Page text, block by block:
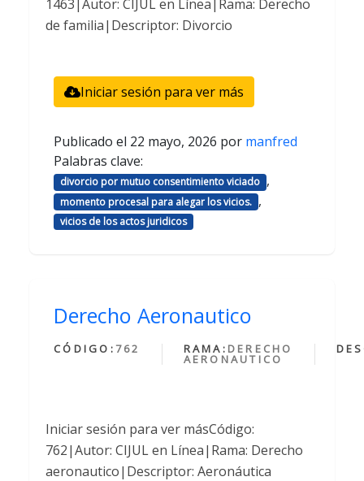
1463|Autor: CIJUL en Línea|Rama: Derecho
de familia|Descriptor: Divorcio
Iniciar sesión para ver más
Publicado el 22 mayo, 2026 por manfred
Palabras clave:
divorcio por mutuo consentimiento viciado ,
momento procesal para alegar los vicios. ,
vicios de los actos juridicos
Derecho Aeronautico
CÓDIGO: 762 RAMA: DERECHO
AERONAUTICO
Iniciar sesión para ver másCódigo:
762|Autor: CIJUL en Línea|Rama: Derecho
aeronautico|Descriptor: Aeronáutica